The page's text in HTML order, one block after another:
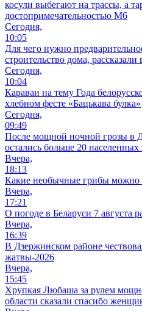
косули выбегают на трассы, а
достопримечательностью М6
Сегодня,
10:05
Для чего нужно
строительство дома,
Сегодня,
10:04
Караваи на тему Года
хлебном фесте «Бацькава булка»
Сегодня,
09:49
После мощной ночной грозы в
остались больше 20 населенных
Вчера,
18:13
Какие необычные грибы можно
Вчера,
17:21
О погоде в Беларуси 7 августа
Вчера,
16:39
В Дзержинском районе
жатвы-2026
Вчера,
15:45
Хрупкая Любаша за рулем
области сказали спасибо